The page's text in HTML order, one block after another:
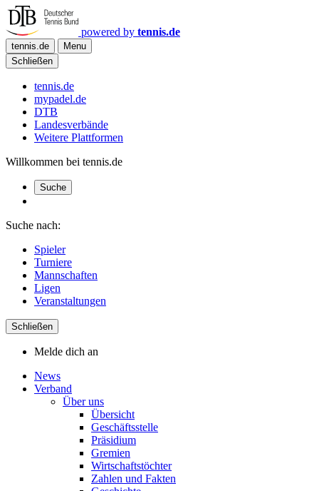
powered by tennis.de
tennis.de
Menu
Schließen
tennis.de
mypadel.de
DTB
Landesverbände
Weitere Plattformen
Willkommen bei tennis.de
Suche
Suche nach:
Spieler
Turniere
Mannschaften
Ligen
Veranstaltungen
Schließen
Melde dich an
News
Verband
Über uns
Übersicht
Geschäftsstelle
Präsidium
Gremien
Wirtschaftstöchter
Zahlen und Fakten